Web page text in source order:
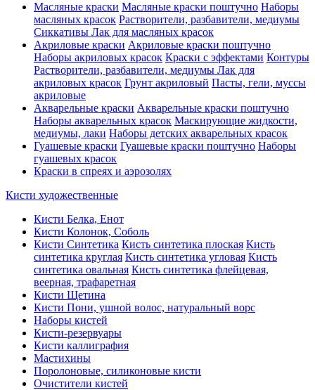
Масляные краски Масляные краски поштучно Наборы
масляных красок Растворители, разбавители, медиумы
Сиккативы Лак для масляных красок
Акриловые краски Акриловые краски поштучно
Наборы акриловых красок Краски с эффектами Контуры
Растворители, разбавители, медиумы Лак для
акриловых красок Грунт акриловый Пасты, гели, муссы
акриловые
Акварельные краски Акварельные краски поштучно
Наборы акварельных красок Маскирующие жидкости,
медиумы, лаки Наборы детских акварельных красок
Гуашевые краски Гуашевые краски поштучно Наборы
гуашевых красок
Краски в спреях и аэрозолях
Кисти художественные
Кисти Белка, Енот
Кисти Колонок, Соболь
Кисти Синтетика Кисть синтетика плоская Кисть
синтетика круглая Кисть синтетика угловая Кисть
синтетика овальная Кисть синтетика флейцевая,
веерная, трафаретная
Кисти Щетина
Кисти Пони, ушной волос, натуральный ворс
Наборы кистей
Кисти-резервуары
Кисти каллиграфия
Мастихины
Поролоновые, силиконовые кисти
Очистители кистей